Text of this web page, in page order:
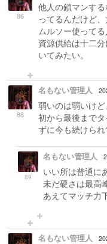
86
他人の鎖マンす
ってるんだけど
ムルソー使ってる
資源供給は十二
いてみたい。
88
名もない管理人
弱いのは弱いけ
初から最後まで
ずに今も続けら
89
名もない管理人
いい所は普通に
未だ硬さは最高
あえてマッチ力
名もない管理人